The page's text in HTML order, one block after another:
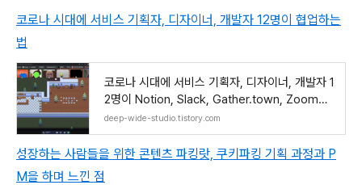
코로나 시대에 서비스 기획자, 디자이너, 개발자 12명이 협업하는
법
코로나 시대에 서비스 기획자, 디자이너, 개발자 1
2명이 Notion, Slack, Gather.town, Zoom으
로 비대면 협
deep-wide-studio.tistory.com
성장하는 사람들을 위한 콘텐츠 파킹랏, 쿠키파킹 기획 과정과 P
M을 하며 느낀 점